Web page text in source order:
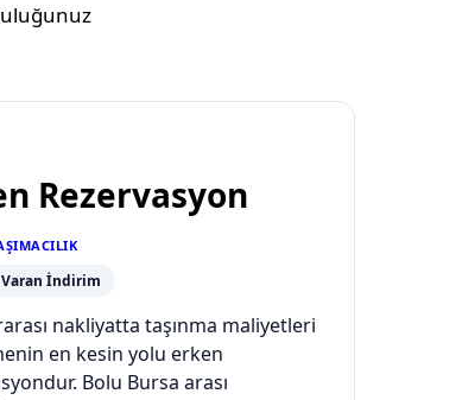
Rezervasyon
Varan İndirim
nakliyatta taşınma maliyetleri
en kesin yolu erken
Bolu Bursa arası